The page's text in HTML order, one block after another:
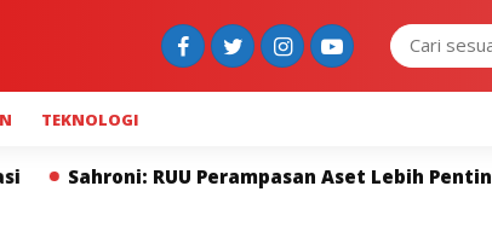
TEKNOLOGI
Aset Lebih Penting dari Hukuman Mati